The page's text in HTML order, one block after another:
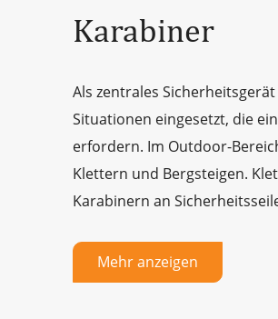
Karabiner
Als zentrales
Situationen eingesetzt, die
erfordern. Im Outdoor-
Klettern und Bergsteigen.
Karabinern an
Sturzstößen stand.
Mehr anzeigen